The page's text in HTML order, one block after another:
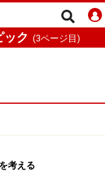
ック (3ページ目)
考える